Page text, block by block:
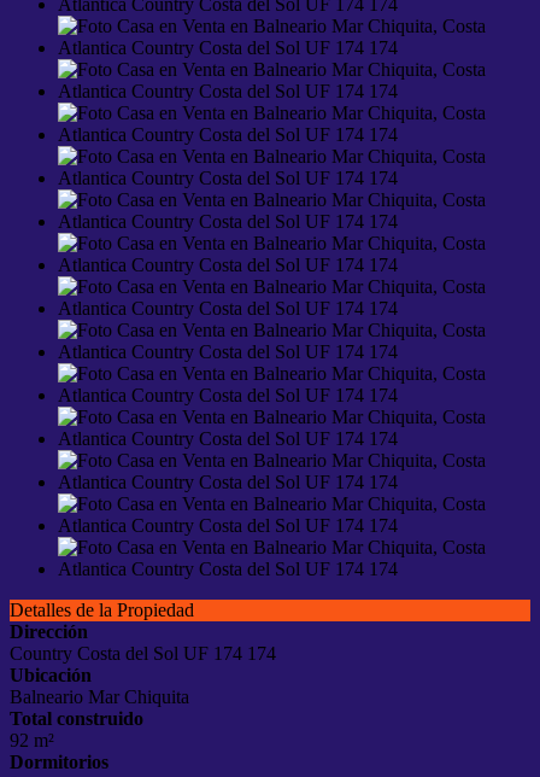
Detalles de la Propiedad
Dirección
Country Costa del Sol UF 174 174
Ubicación
Balneario Mar Chiquita
Total construido
92 m²
Dormitorios